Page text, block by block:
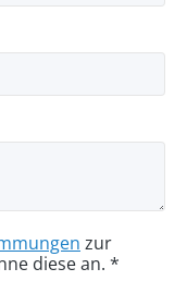
zur
diese an. *